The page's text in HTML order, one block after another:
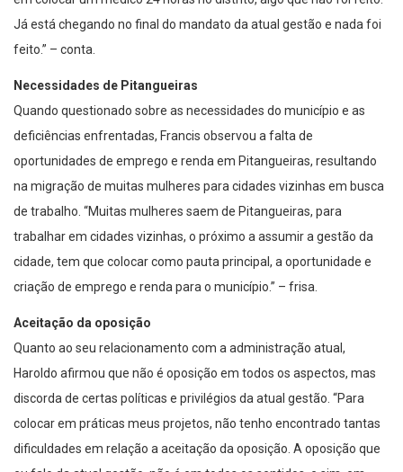
feito.” – conta.
Quando questionado sobre as necessidades do município e as
deficiências enfrentadas, Francis observou a falta de
oportunidades de emprego e renda em Pitangueiras, resultando
na migração de muitas mulheres para cidades vizinhas em busca
de trabalho. “Muitas mulheres saem de Pitangueiras, para
trabalhar em cidades vizinhas, o próximo a assumir a gestão da
cidade, tem que colocar como pauta principal, a oportunidade e
criação de emprego e renda para o município.” – frisa.
Quanto ao seu relacionamento com a administração atual,
Haroldo afirmou que não é oposição em todos os aspectos, mas
discorda de certas políticas e privilégios da atual gestão. “Para
colocar em práticas meus projetos, não tenho encontrado tantas
dificuldades em relação a aceitação da oposição. A oposição que
eu falo da atual gestão, não é em todos os sentidos, e sim, em